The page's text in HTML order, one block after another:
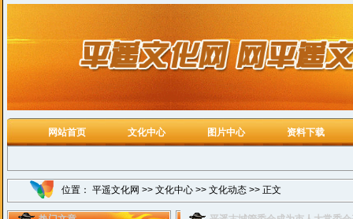
网站首页 文化中心 图片中心 资料下载
位置： 平遥文化网 >> 文化中心 >> 文化动态 >> 正文